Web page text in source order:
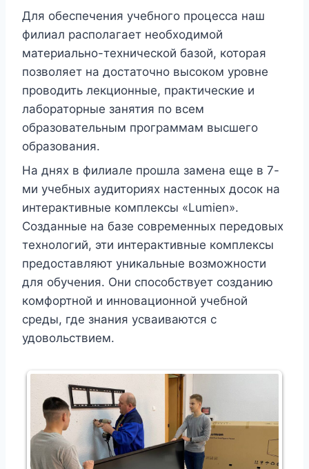
Для обеспечения учебного процесса наш
филиал располагает необходимой
материально-технической базой, которая
позволяет на достаточно высоком уровне
проводить лекционные, практические и
лабораторные занятия по всем
образовательным программам высшего
образования.
На днях в филиале прошла замена еще в 7-
ми учебных аудиториях настенных досок на
интерактивные комплексы «Lumien».
Созданные на базе современных передовых
технологий, эти интерактивные комплексы
предоставляют уникальные возможности
для обучения. Они способствует созданию
комфортной и инновационной учебной
среды, где знания усваиваются с
удовольствием.